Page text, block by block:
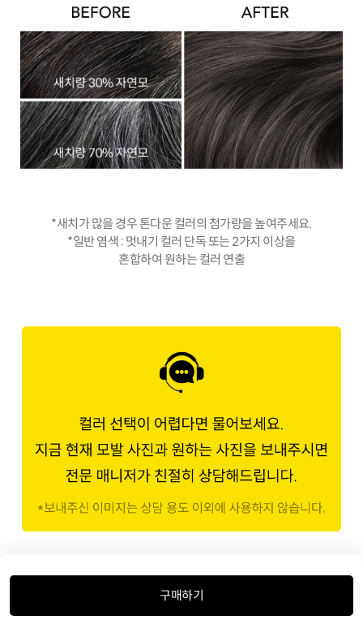
구매하기
*새치가 많을 경우 톤다운 컬러의 첨가량을 높여주세요.
*일반 염색 : 멋내기 컬러 단독 또는 2가지 이상을
혼합하여 원하는 컬러 연출